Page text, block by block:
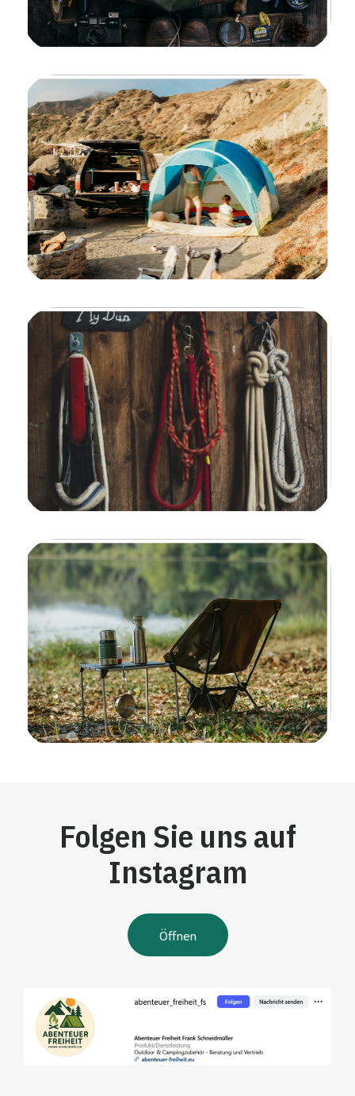
Folgen Sie uns auf
Instagram
Öffnen